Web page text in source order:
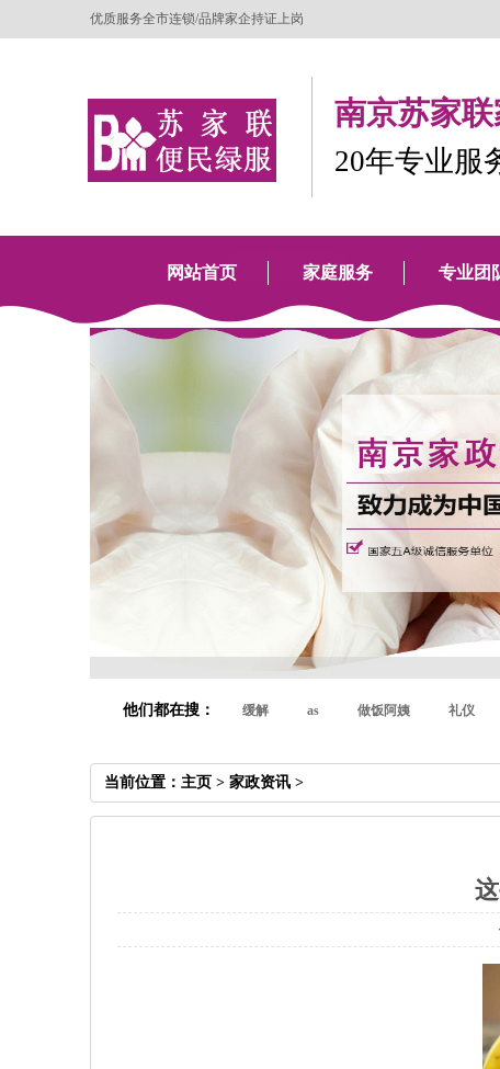
优质服务全市连锁/品牌家企持证上岗
南京苏家
20年专业服
网站首页 家庭服务 专业团
他们都在搜： 缓解 as 做饭阿姨 礼仪
当前位置： 主页 > 家政资讯 >